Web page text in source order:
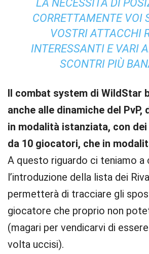
LA NECESSITÀ DI
CORRETTAMENTE VOI
VOSTRI ATTACCHI
INTERESSANTI E VARI
SCONTRI PIÙ
Il combat system di WildStar
anche alle dinamiche del PvP,
in modalità istanziata, con
da 10 giocatori, che in
A questo riguardo ci teniamo a
l’introduzione della lista dei
permetterà di tracciare gli
giocatore che proprio non
(magari per vendicarvi di
volta uccisi).